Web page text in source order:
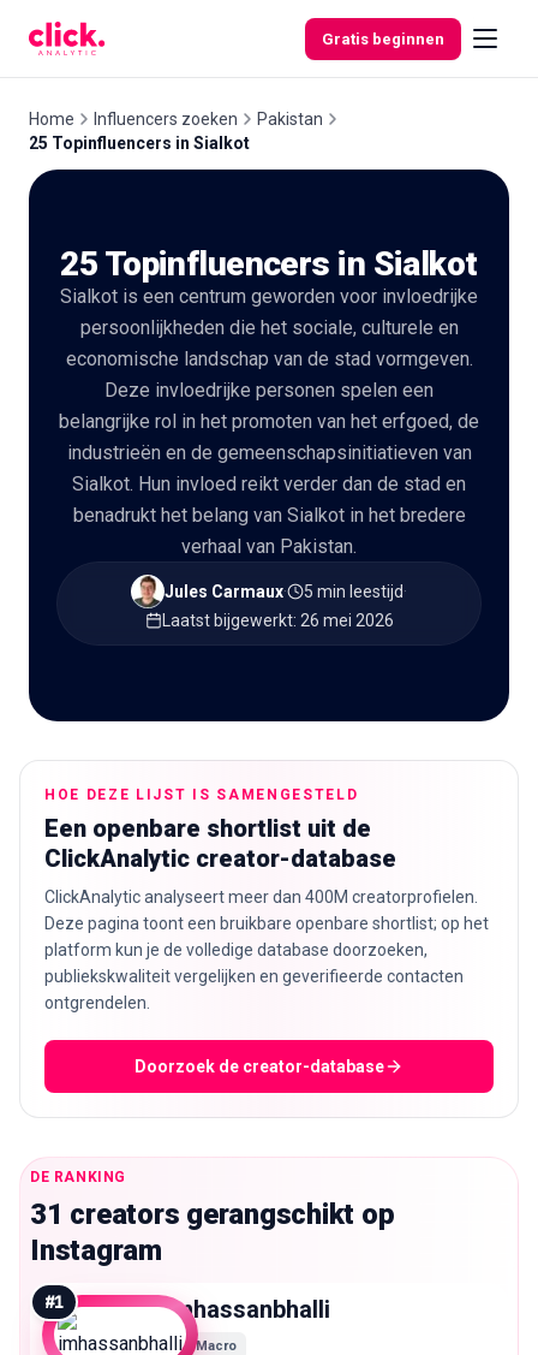
Gratis beginnen
Gratis
tools
🇳🇱NL
Home Influencers zoeken
Pakistan
25 Topinfluencers in Sialkot
25 Topinfluencers in Sialkot
Sialkot is een centrum geworden voor invloedrijke
persoonlijkheden die het sociale, culturele en
economische landschap van de stad vormgeven.
Deze invloedrijke personen spelen een
belangrijke rol in het promoten van het erfgoed, de
industrieën en de gemeenschapsinitiatieven van
Sialkot. Hun invloed reikt verder dan de stad en
benadrukt het belang van Sialkot in het bredere
verhaal van Pakistan.
Jules Carmaux· 5 min leestijd·
Laatst bijgewerkt: 26 mei 2026
HOE DEZE LIJST IS SAMENGESTELD
Een openbare shortlist uit de
ClickAnalytic creator-database
ClickAnalytic analyseert meer dan 400M creatorprofielen.
Deze pagina toont een bruikbare openbare shortlist; op het
platform kun je de volledige database doorzoeken,
publiekskwaliteit vergelijken en geverifieerde contacten
ontgrendelen.
Doorzoek de creator-database
DE RANKING
31 creators gerangschikt op
Instagram
#1 imhassanbhalli
Macro